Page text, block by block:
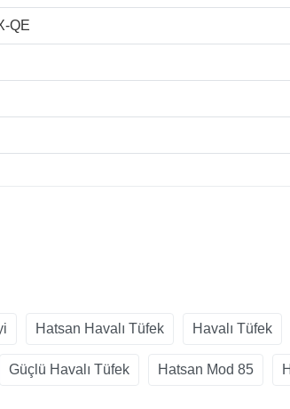
QE
Hatsan Havalı Tüfek Havalı Tüfek
Güçlü Havalı Tüfek Hatsan Mod 85